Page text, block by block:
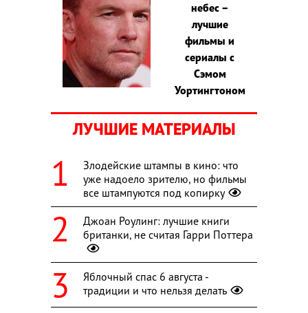
небес –
лучшие
фильмы и
сериалы с
Сэмом
Уортингтоном
ЛУЧШИЕ МАТЕРИАЛЫ
Злодейские штампы в кино: что
уже надоело зрителю, но фильмы
все штампуются под копирку
Джоан Роулинг: лучшие книги
британки, не считая Гарри Поттера
Яблочный спас 6 августа -
традиции и что нельзя делать